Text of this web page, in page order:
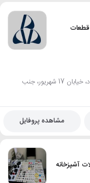
تهران، منطقه 7، محله خواجه نصیر، شادآباد، خیابان 17 شهریور، جنب
مشاهده پروفایل
آشپزخانه